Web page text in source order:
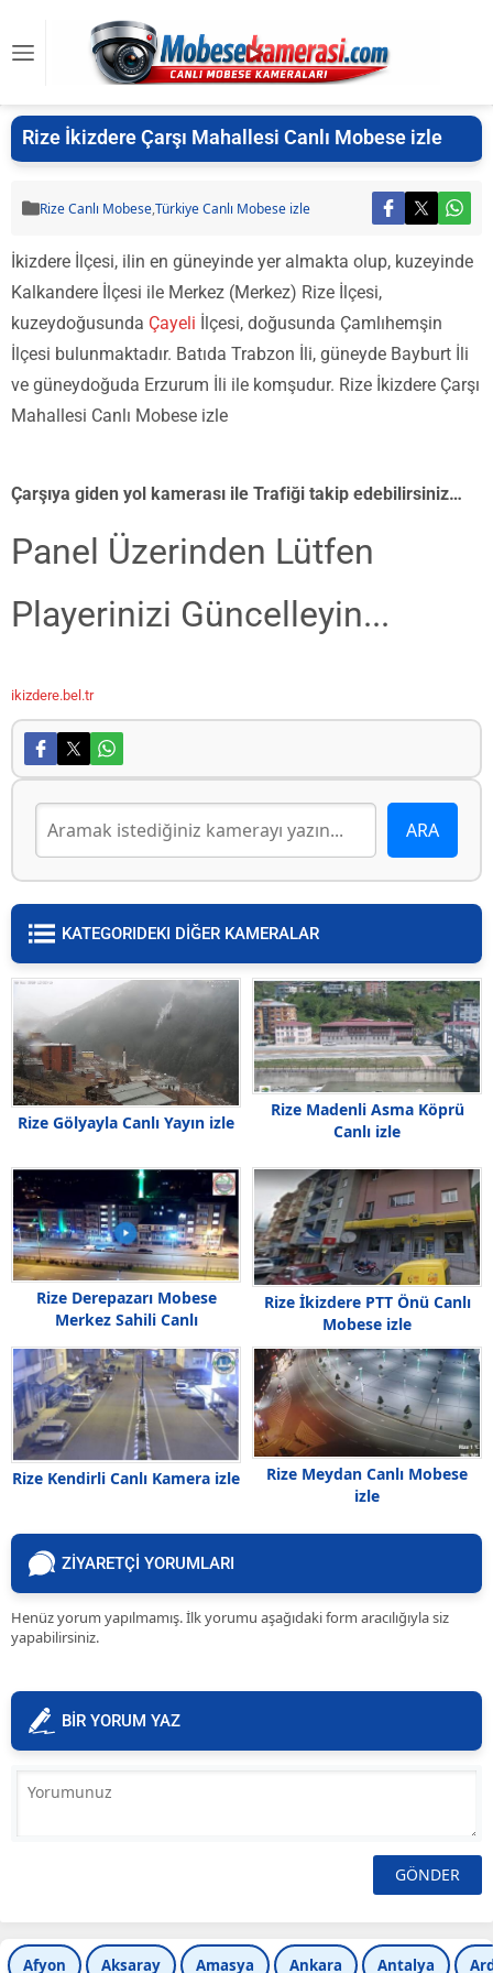
Rize İkizdere Çarşı Mahallesi Canlı Mobese izle
Rize Canlı Mobese,Türkiye Canlı Mobese izle
İkizdere İlçesi, ilin en güneyinde yer almakta olup, kuzeyinde
Kalkandere İlçesi ile Merkez (Merkez) Rize İlçesi,
kuzeydoğusunda Çayeli İlçesi, doğusunda Çamlıhemşin
İlçesi bulunmaktadır. Batıda Trabzon İli, güneyde Bayburt İli
ve güneydoğuda Erzurum İli ile komşudur. Rize İkizdere Çarşı
Mahallesi Canlı Mobese izle
Çarşıya giden yol kamerası ile Trafiği takip edebilirsiniz…
Panel Üzerinden Lütfen
Playerinizi Güncelleyin...
ikizdere.bel.tr
KATEGORIDEKI DİĞER KAMERALAR
Rize Gölyayla Canlı Yayın izle
Rize Madenli Asma Köprü
Canlı izle
Rize Derepazarı Mobese
Merkez Sahili Canlı
Rize İkizdere PTT Önü Canlı
Mobese izle
Rize Kendirli Canlı Kamera izle
Rize Meydan Canlı Mobese
izle
ZİYARETÇİ YORUMLARI
Henüz yorum yapılmamış. İlk yorumu aşağıdaki form aracılığıyla siz
yapabilirsiniz.
BİR YORUM YAZ
Afyon Aksaray Amasya Ankara Antalya